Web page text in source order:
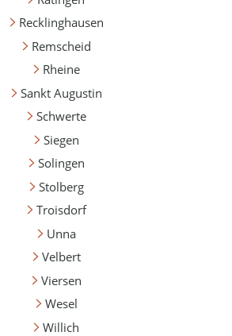
Recklinghausen
Remscheid
Rheine
Sankt Augustin
Schwerte
Siegen
Solingen
Stolberg
Troisdorf
Unna
Velbert
Viersen
Wesel
Willich